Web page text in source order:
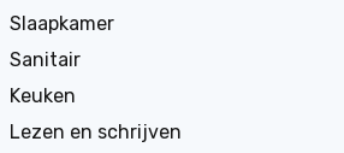
Slaapkamer
Sanitair
Keuken
Lezen en schrijven